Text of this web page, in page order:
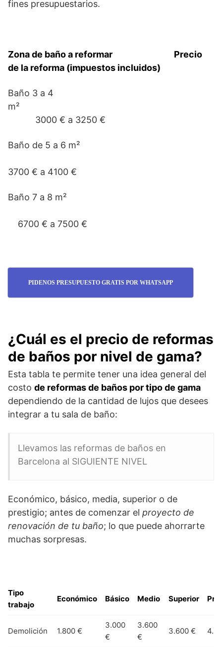
fines presupuestarios.
Zona de baño a reformar Precio
de la reforma (impuestos incluidos)
Baño 3 a 4
m²
3000 € a 3250 €
Baño de 5 a 6 m²
3700 € a 4100 €
Baño 7 a 8 m²
6700 € a 7500 €
PIDENOS PRESUPUESTO GRATIS POR WHATSAPP
¿Cuál es el precio de reformas
de baños por nivel de gama?
Esta tabla te permite tener una idea general del
costo de reformas de baños por tipo de gama
dependiendo de la cantidad de lujos que desees
integrar a tu sala de baño:
Llevamos las reformas de baños en
Barcelona al SIGUIENTE NIVEL
Económico, básico, media, superior o de
prestigio; antes de comenzar el proyecto de
renovación de tu baño; lo que puede ahorrarte
muchas sorpresas.
Tipo
trabajo
Económico Básico Medio Superior
Demolición 1.800 €
3.000
€
3.600
€
3.600 €